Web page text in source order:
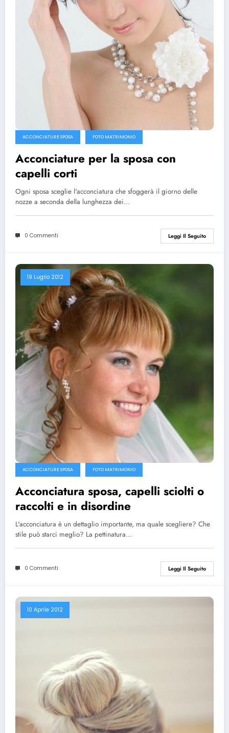
ACCONCIATURE SPOSA FOTO MATRIMONIO
Acconciature per la sposa con
capelli corti
Ogni sposa sceglie l'acconciatura che sfoggerà il giorno delle
nozze a seconda della lunghezza dei…
0 Commenti Leggi Il Seguito
19 Luglio 2012
ACCONCIATURE SPOSA FOTO MATRIMONIO
Acconciatura sposa, capelli sciolti o
raccolti e in disordine
L'acconciatura è un dettaglio importante, ma quale scegliere? Che
stile può starci meglio? La pettinatura…
0 Commenti Leggi Il Seguito
10 Aprile 2012